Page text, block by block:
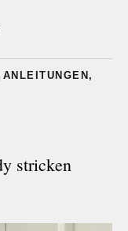
ANLEITUNGEN ,
stricken